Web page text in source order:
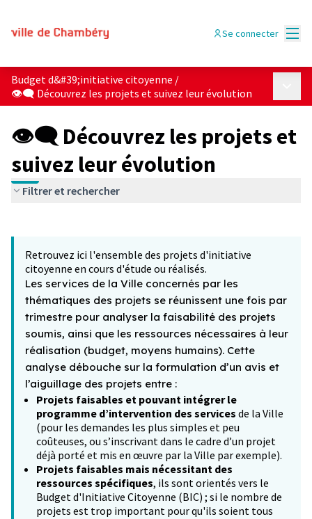
Se connecter
Budget d&#39;initiative citoyenne /
👁‍🗨 Découvrez les projets et suivez leur évolution
👁‍🗨 Découvrez les projets et
suivez leur évolution
Filtrer et rechercher
−
Retrouvez ici l'ensemble des projets d'initiative
citoyenne en cours d'étude ou réalisés.
Les services de la Ville concernés par les
thématiques des projets se réunissent une fois par
trimestre pour analyser la faisabilité des projets
soumis, ainsi que les ressources nécessaires à leur
réalisation (budget, moyens humains). Cette
analyse débouche sur la formulation d’un avis et
l’aiguillage des projets entre :
Projets faisables et pouvant intégrer le
programme d’intervention des services de la Ville
(pour les demandes les plus simples et peu
coûteuses, ou s’inscrivant dans le cadre d’un projet
déjà porté et mis en œuvre par la Ville par exemple).
Projets faisables mais nécessitant des
ressources spécifiques, ils sont orientés vers le
Budget d'Initiative Citoyenne (BIC) ; si le nombre de
projets est trop important pour qu'ils soient tous